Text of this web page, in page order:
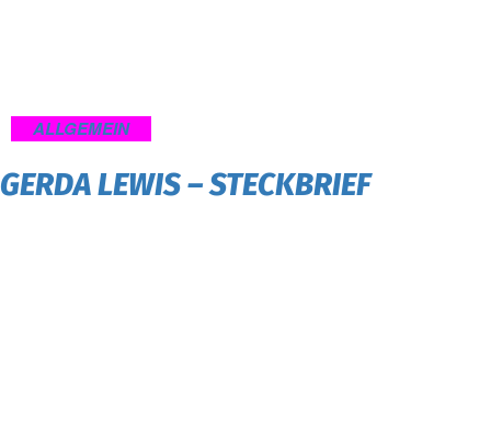
ALLGEMEIN
GERDA LEWIS – STECKBRIEF